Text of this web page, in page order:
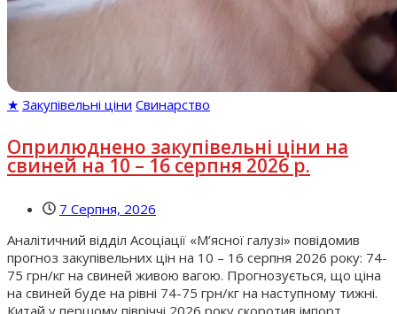
★ Закупівельні ціни Свинарство
Оприлюднено закупівельні ціни на
свиней на 10 – 16 серпня 2026 р.
7 Серпня, 2026
Аналітичний відділ Асоціації «М’ясної галузі» повідомив
прогноз закупівельних цін на 10 – 16 серпня 2026 року: 74-
75 грн/кг на свиней живою вагою. Прогнозується, що ціна
на свиней буде на рівні 74-75 грн/кг на наступному тижні.
Китай у першому півріччі 2026 року скоротив імпорт